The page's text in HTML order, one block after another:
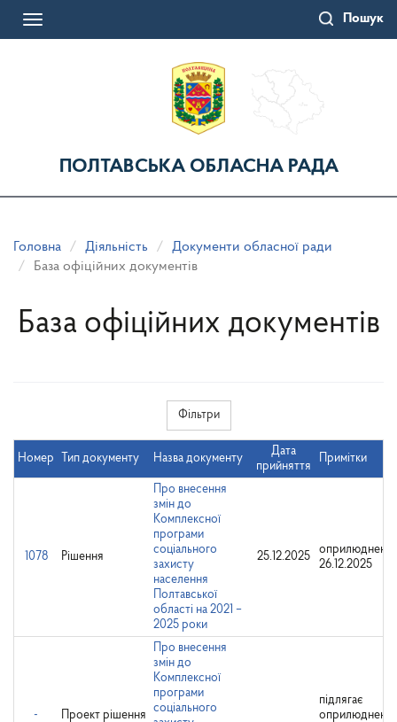
Пошук
Toggle
ПОЛТАВСЬКА ОБЛАСНА РАДА
Головна Діяльність
Документи обласної ради
База офіційних документів
База офіційних документів
Фільтри
Номер Тип документу Назва документу
Дата
прийняття
Примітки
1078 Рішення
Про внесення
змін до
Комплексної
програми
соціального
захисту
населення
Полтавської
області на 2021 –
2025 роки
25.12.2025
оприлюднено:
26.12.2025
- Проект рішення
Про внесення
змін до
Комплексної
програми
соціального
підлягає